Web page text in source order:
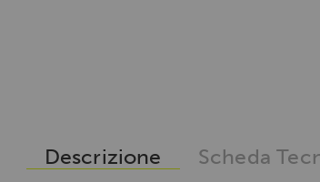
Descrizione Scheda